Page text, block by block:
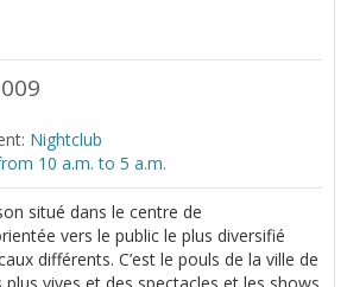
Nightclub
10 a.m. to 5 a.m.
situé dans le centre de
vers le public le plus diversifié
différents. C’est le pouls de la ville de
plus vives et des spectacles et les shows